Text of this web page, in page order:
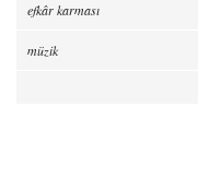
efkâr karması
müzik